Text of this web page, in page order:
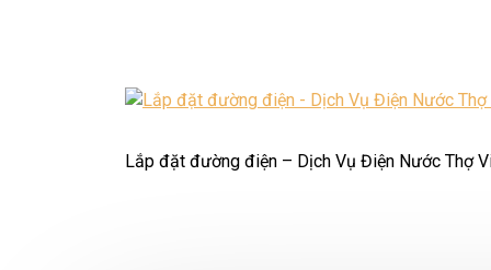
Lắp đặt đường điện – Dịch Vụ Điện Nước Thợ